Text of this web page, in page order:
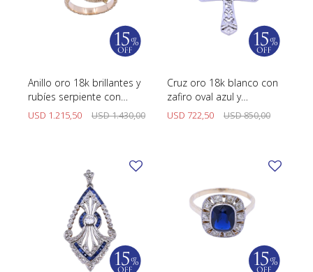
Anillo oro 18k brillantes y
rubíes serpiente con
punzones.
USD 1.215,50 USD1.430,00
Cruz oro 18k blanco con
zafiro oval azul y
brillantes.
USD 722,50 USD850,00